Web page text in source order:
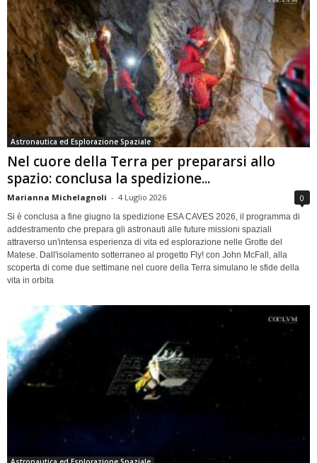
Astronautica ed Esplorazione Spaziale
Nel cuore della Terra per prepararsi allo
spazio: conclusa la spedizione...
Marianna Michelagnoli - 4 Luglio 2026 0
Si è conclusa a fine giugno la spedizione ESA CAVES 2026, il programma di
addestramento che prepara gli astronauti alle future missioni spaziali
attraverso un'intensa esperienza di vita ed esplorazione nelle Grotte del
Matese. Dall'isolamento sotterraneo al progetto Fly! con John McFall, alla
scoperta di come due settimane nel cuore della Terra simulano le sfide della
vita in orbita